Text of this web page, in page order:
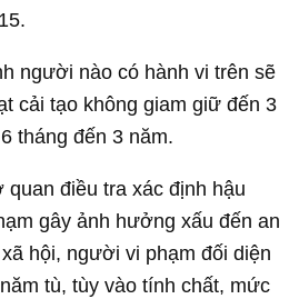
người nào có hành vi trên sẽ
cải tạo không giam giữ đến 3
tháng đến 3 năm.
điều tra xác định hậu
gây ảnh hưởng xấu đến an
hội, người vi phạm đối diện
tù, tùy vào tính chất, mức